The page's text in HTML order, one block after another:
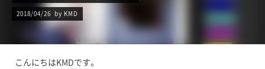
2018/04/26 by KMD
こんにちはKMDです。